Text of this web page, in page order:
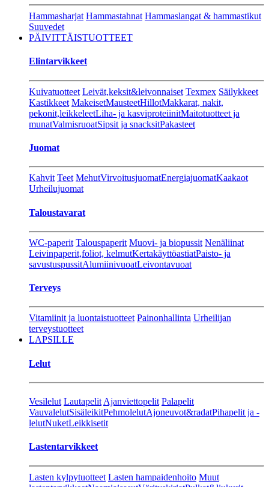
Hammasharjat Hammastahnat Hammaslangat & hammastikut
Suuvedet
PÄIVITTÄISTUOTTEET
Elintarvikkeet
Kuivatuotteet Leivät,keksit&leivonnaiset Texmex Säilykkeet
Kastikkeet MakeisetMausteetHillotMakkarat, nakit,
pekonit,leikkeleetLiha- ja kasviproteiinitMaitotuotteet ja
munatValmisruoatSipsit ja snacksitPakasteet
Juomat
Kahvit Teet MehutVirvoitusjuomatEnergiajuomatKaakaot
Urheilujuomat
Taloustavarat
WC-paperit Talouspaperit Muovi- ja biopussit Nenäliinat
Leivinpaperit,foliot, kelmutKertakäyttöastiatPaisto- ja
savustuspussitAlumiinivuoatLeivontavuoat
Terveys
Vitamiinit ja luontaistuotteet Painonhallinta Urheilijan
terveystuotteet
LAPSILLE
Lelut
Vesilelut Lautapelit Ajanviettopelit Palapelit
VauvalelutSisäleikitPehmolelutAjoneuvot&radatPihapelit ja -
lelutNuketLeikkisetit
Lastentarvikkeet
Lasten kylpytuotteet Lasten hampaidenhoito Muut